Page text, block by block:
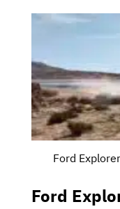
Ford
Ford